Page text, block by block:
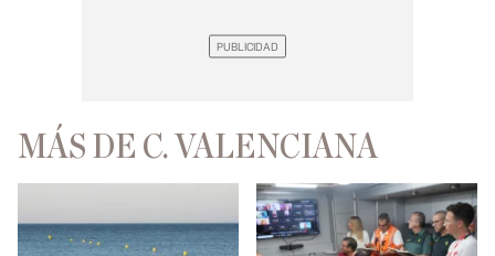
MÁS DE C. VALENCIANA